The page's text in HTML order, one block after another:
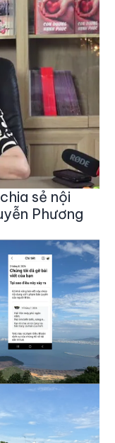
sẻ nội
Phương